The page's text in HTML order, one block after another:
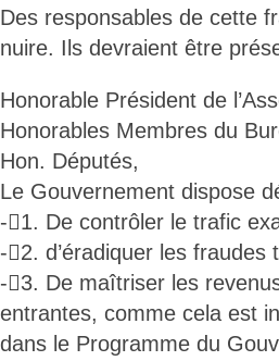
Des responsables de cette
nuire. Ils devraient être
Honorable Président de
Honorables Membres du
Hon. Députés,
Le Gouvernement dispose
-1. De contrôler le trafic
-2. d’éradiquer les
-3. De maîtriser les
entrantes, comme cela est
dans le Programme du